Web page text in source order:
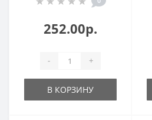
252.00р.
- +
В КОРЗИНУ